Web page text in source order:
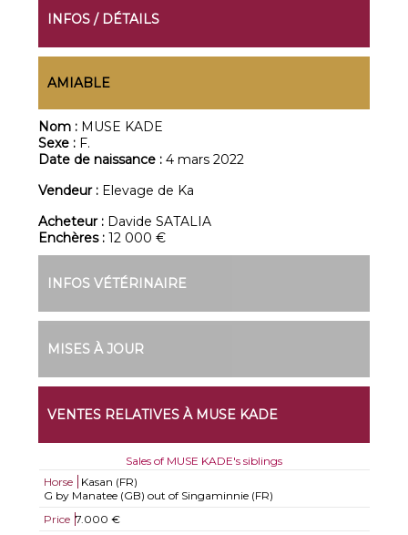
INFOS / DÉTAILS
AMIABLE
Nom : MUSE KADE
Sexe : F.
Date de naissance :4 mars 2022
Vendeur : Elevage de Ka
Acheteur : Davide SATALIA
Enchères :12 000 €
INFOS VÉTÉRINAIRE
MISES À JOUR
VENTES RELATIVES À MUSE KADE
Sales of MUSE KADE's siblings
Horse
Kasan (FR)
G by Manatee (GB) out of Singaminnie (FR)
Price 7.000 €